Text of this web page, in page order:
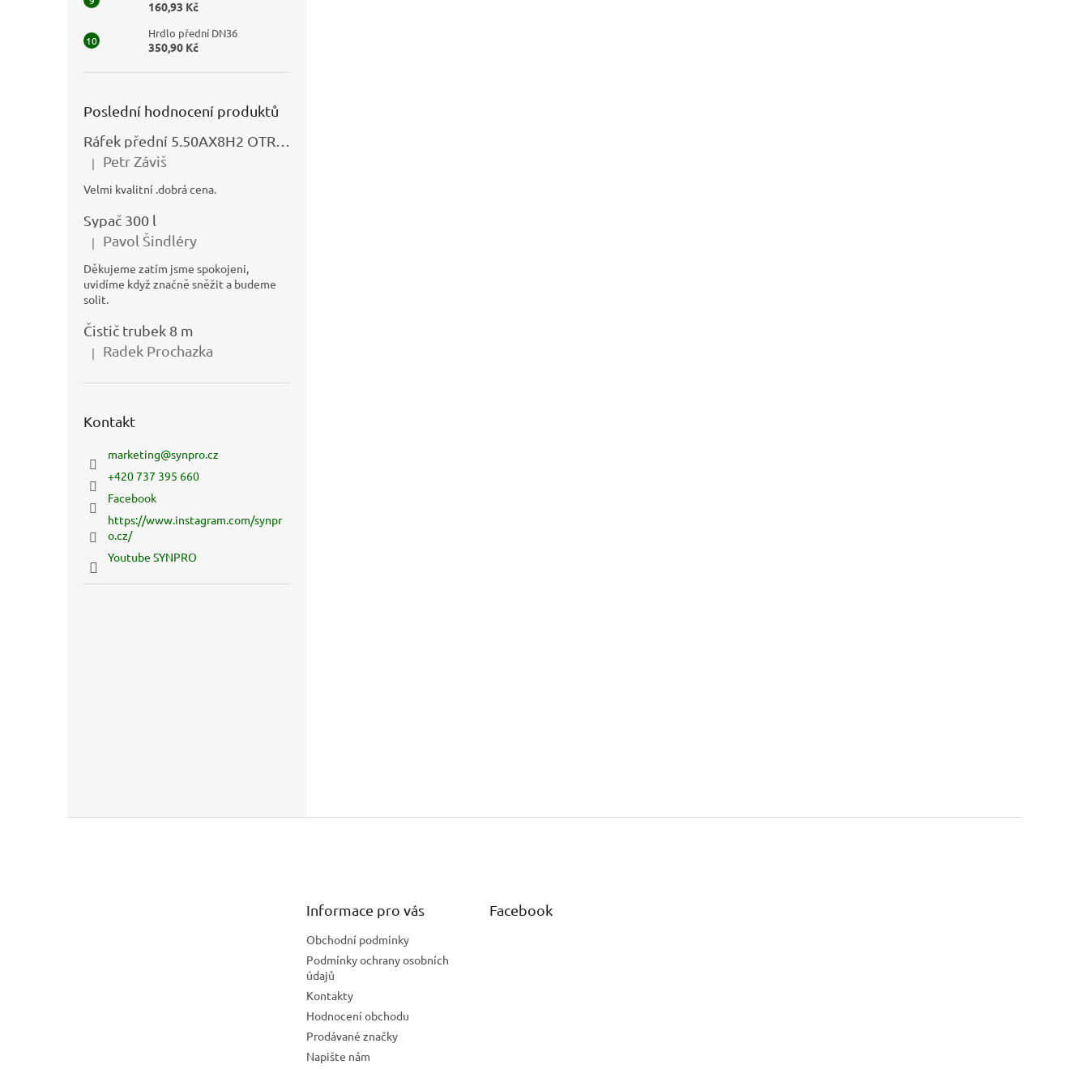
160,93 Kč
Hrdlo přední DN36
350,90 Kč
Poslední hodnocení produktů
Hodnocení produktu je 5 z 5 hvězdiček.
| Petr Záviš
Velmi kvalitní .dobrá cena.
Sypač 300 l
Hodnocení produktu je 5 z 5 hvězdiček.
| Pavol Šindléry
Děkujeme zatím jsme spokojeni,
uvidíme když značně sněžit a budeme
solit.
Čistič trubek 8 m
Hodnocení produktu je 5 z 5 hvězdiček.
| Radek Prochazka
Kontakt
marketing@synpro.cz
+420 737 395 660
Facebook
https://www.instagram.com/synpr
o.cz/
Youtube SYNPRO
Informace pro vás
Obchodní podmínky
Podmínky ochrany osobních
údajů
Kontakty
Hodnocení obchodu
Prodávané značky
Napište nám
Facebook